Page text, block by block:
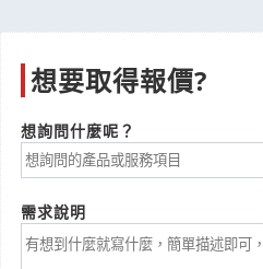
產業:資源棄物回收
來自:蔡OO 詢價
時間:08/07 09:28
***o7765543@hotmail.com
產業:食材物料配料製造代理
來自:曾OO 詢價
想要取得報價?
想詢問什麼呢？
需求說明